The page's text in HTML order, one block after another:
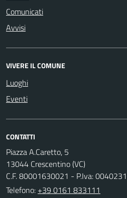
Comunicati
Avvisi
VIVERE IL COMUNE
Luoghi
Eventi
CONTATTI
Piazza A.Caretto, 5
13044 Crescentino (VC)
C.F. 80001630021 - P.Iva:
Telefono: +39 0161 833111